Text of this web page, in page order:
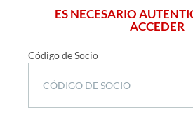
ES NECESARIO
ACCEDER
Código de Socio